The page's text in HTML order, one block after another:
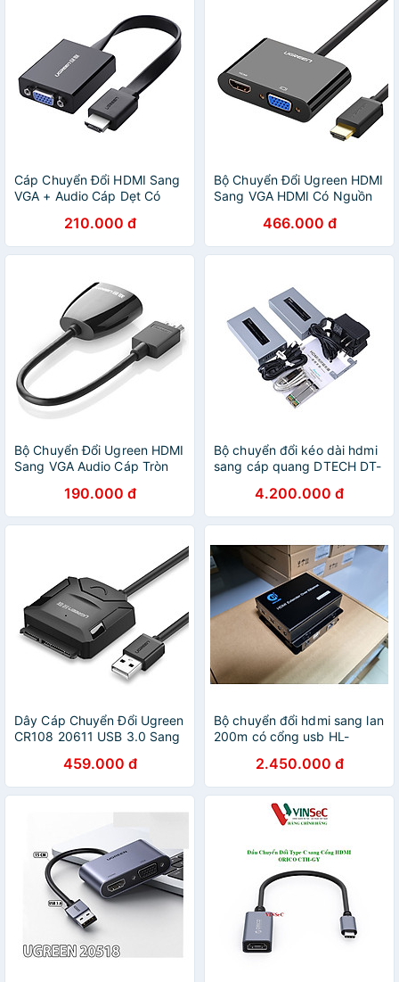
Cáp Chuyển Đổi HDMI Sang
VGA + Audio Cáp Dẹt Có
210.000 đ
Bộ Chuyển Đổi Ugreen HDMI
Sang VGA HDMI Có Nguồn
466.000 đ
Bộ Chuyển Đổi Ugreen HDMI
Sang VGA Audio Cáp Tròn
Hàng Chính Hãng
190.000 đ
Bộ chuyển đổi kéo dài hdmi
sang cáp quang DTECH DT-
Chính Hãng4.200.000 đ
Dây Cáp Chuyển Đổi Ugreen
CR108 20611 USB 3.0 Sang
chính hãng459.000 đ
Bộ chuyển đổi hdmi sang lan
200m có cổng usb HL-
Hàng chính hãng
2.450.000 đ